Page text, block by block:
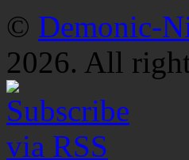
© Demonic-
2026. All